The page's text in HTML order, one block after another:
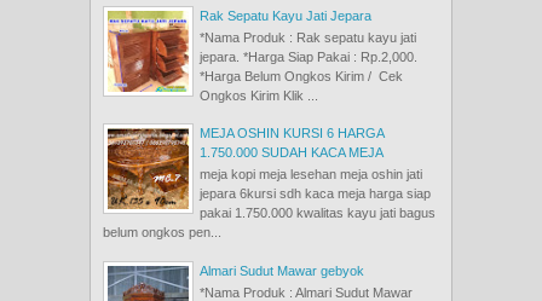
Rak Sepatu Kayu Jati Jepara
*Nama Produk : Rak sepatu kayu jati
jepara. *Harga Siap Pakai : Rp.2,000.
*Harga Belum Ongkos Kirim / Cek
Ongkos Kirim Klik ...
MEJA OSHIN KURSI 6 HARGA
1.750.000 SUDAH KACA MEJA
meja kopi meja lesehan meja oshin jati
jepara 6kursi sdh kaca meja harga siap
pakai 1.750.000 kwalitas kayu jati bagus
belum ongkos pen...
Almari Sudut Mawar gebyok
*Nama Produk : Almari Sudut Mawar